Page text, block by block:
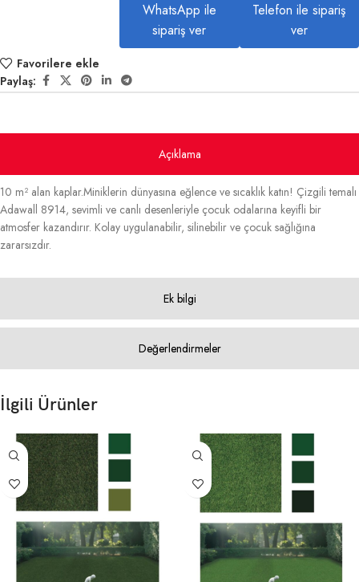
WhatsApp ile
sipariş ver
Telefon ile sipariş
ver
Favorilere ekle
Paylaş:
Açıklama
Ek bilgi
Değerlendirmeler
10 m² alan kaplar.Miniklerin dünyasına eğlence ve sıcaklık katın! Çizgili temalı
Adawall 8914, sevimli ve canlı desenleriyle çocuk odalarına keyifli bir
atmosfer kazandırır. Kolay uygulanabilir, silinebilir ve çocuk sağlığına
zararsızdır.
İlgili Ürünler